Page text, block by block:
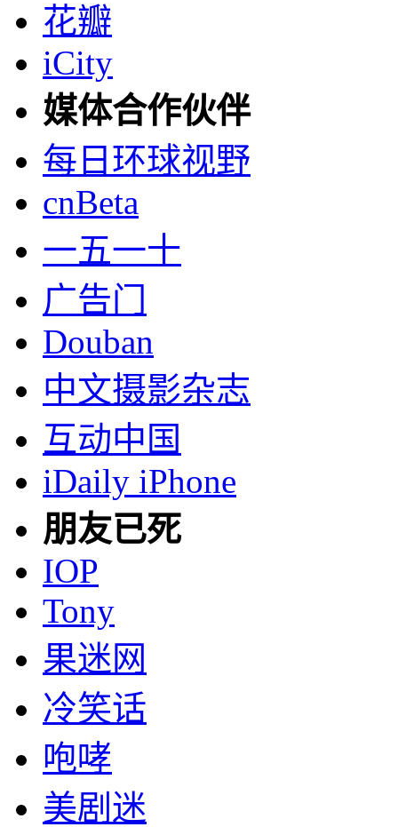
花瓣
iCity
媒体合作伙伴
每日环球视野
cnBeta
一五一十
广告门
Douban
中文摄影杂志
互动中国
iDaily iPhone
朋友已死
IOP
Tony
果迷网
冷笑话
咆哮
美剧迷